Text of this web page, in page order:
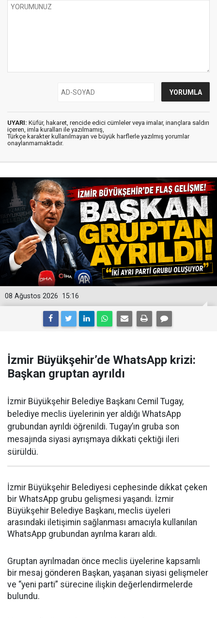
UYARI: Küfür, hakaret, rencide edici cümleler veya imalar, inançlara saldırı
içeren, imla kuralları ile yazılmamış,
Türkçe karakter kullanılmayan ve büyük harflerle yazılmış yorumlar
onaylanmamaktadır.
15:16
08 Ağustos 2026
İzmir Büyükşehir’de WhatsApp krizi:
Başkan gruptan ayrıldı
İzmir Büyükşehir Belediye Başkanı Cemil Tugay,
belediye meclis üyelerinin yer aldığı WhatsApp
grubundan ayrıldı öğrenildi. Tugay’ın gruba son
mesajında siyasi ayrışmaya dikkati çektiği ileri
sürüldü.
İzmir Büyükşehir Belediyesi cephesinde dikkat çeken
bir WhatsApp grubu gelişmesi yaşandı. İzmir
Büyükşehir Belediye Başkanı, meclis üyeleri
arasındaki iletişimin sağlanması amacıyla kullanılan
WhatsApp grubundan ayrılma kararı aldı.
Gruptan ayrılmadan önce meclis üyelerine kapsamlı
bir mesaj gönderen Başkan, yaşanan siyasi gelişmeler
ve “yeni parti” sürecine ilişkin değerlendirmelerde
bulundu.